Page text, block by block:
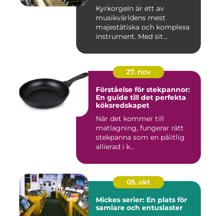
Kyrkorgeln är ett av
musikvärldens mest
majestätiska och komplexa
instrument. Med sit...
27. nov
Förståelse för stekpannor:
En guide till det perfekta
köksredskapet
När det kommer till
matlagning, fungerar rätt
stekpanna som en pålitlig
allierad i k...
05. okt
Mickes serier: En plats för
samlare och entusiaster